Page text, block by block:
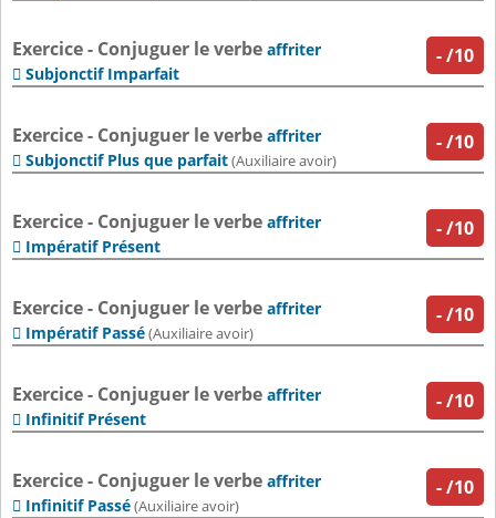
-/10
Exercice - Conjuguer le verbe affriter
 Subjonctif Imparfait
-/10
Exercice - Conjuguer le verbe affriter
 Subjonctif Plus que parfait(Auxiliaire avoir)
-/10
Exercice - Conjuguer le verbe affriter
 Impératif Présent
-/10
Exercice - Conjuguer le verbe affriter
 Impératif Passé(Auxiliaire avoir)
-/10
Exercice - Conjuguer le verbe affriter
 Infinitif Présent
-/10
Exercice - Conjuguer le verbe affriter
 Infinitif Passé(Auxiliaire avoir)